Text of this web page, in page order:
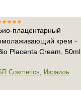
плацентарный
крем -
Placenta Cream, 50ml
Cosmetics, Израиль